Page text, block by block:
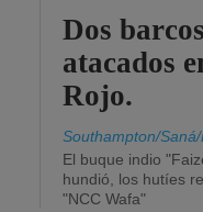
Dos
atacados
Rojo.
Southampton/
El buque indio
hundió, los hutíes
"NCC Wafa"